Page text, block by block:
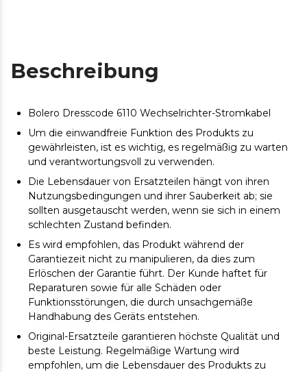
Beschreibung
Bolero Dresscode 6110 Wechselrichter-Stromkabel
Um die einwandfreie Funktion des Produkts zu
gewährleisten, ist es wichtig, es regelmäßig zu warten
und verantwortungsvoll zu verwenden.
Die Lebensdauer von Ersatzteilen hängt von ihren
Nutzungsbedingungen und ihrer Sauberkeit ab; sie
sollten ausgetauscht werden, wenn sie sich in einem
schlechten Zustand befinden.
Es wird empfohlen, das Produkt während der
Garantiezeit nicht zu manipulieren, da dies zum
Erlöschen der Garantie führt. Der Kunde haftet für
Reparaturen sowie für alle Schäden oder
Funktionsstörungen, die durch unsachgemäße
Handhabung des Geräts entstehen.
Original-Ersatzteile garantieren höchste Qualität und
beste Leistung. Regelmäßige Wartung wird
empfohlen, um die Lebensdauer des Produkts zu